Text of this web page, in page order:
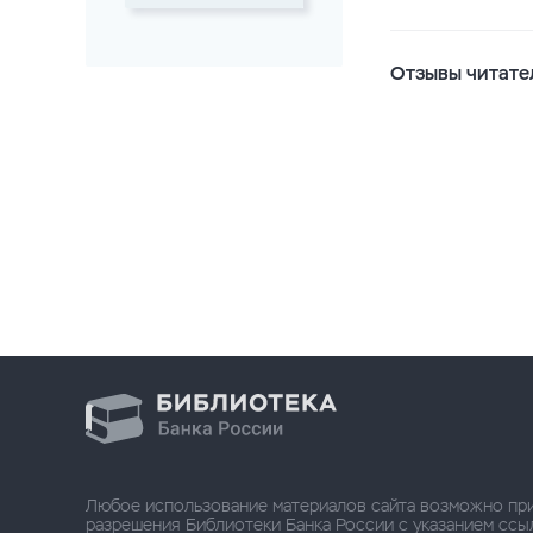
Отзывы
Любое использование материалов сайта возможно
разрешения Библиотеки Банка России с указанием